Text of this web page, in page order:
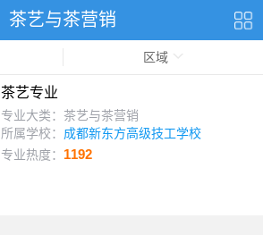
茶艺与茶营销
区域
茶艺专业
专业大类：茶艺与茶营销
所属学校： 成都新东方高级技工学校
专业热度： 1192